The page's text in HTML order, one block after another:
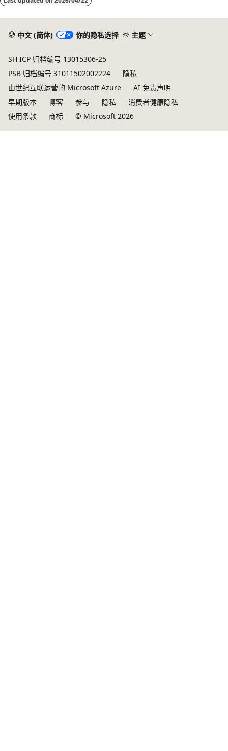
中文 (简体) 你的隐私选择 主题
SH ICP 归档编号 13015306-25
PSB 归档编号 31011502002224
隐私
由世纪互联运营的 Microsoft Azure
AI 免责声明
早期版本
博客 参与 隐私
消费者健康隐私
使用条款
商标 © Microsoft 2026